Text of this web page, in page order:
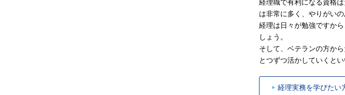
経理職で有利になる資格
は非常に多く、やりがいの
経理は日々が勉強ですか
しょう。
そして、ベテランの方か
とつずつ活かしていくとい
経理実務を学びたい